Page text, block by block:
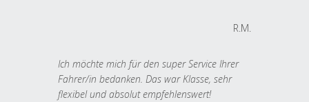
R.M.
Ich möchte mich für den super Service Ihrer
Fahrer/in bedanken. Das war Klasse, sehr
flexibel und absolut empfehlenswert!